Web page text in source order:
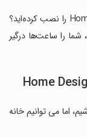
آیا تا کنون بازی Home Designer - House Makeover را نصب کرده‌اید؟
شما را ساعت‌ها درگیر
اما می توانیم خانه